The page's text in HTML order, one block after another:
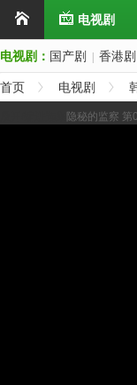
电视剧
电视剧： 国产剧 香港剧
首页 电视剧
隐秘的监察 第